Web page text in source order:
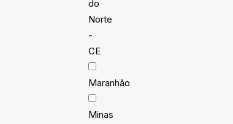
do
Norte
-
CE
Maranhão
Minas